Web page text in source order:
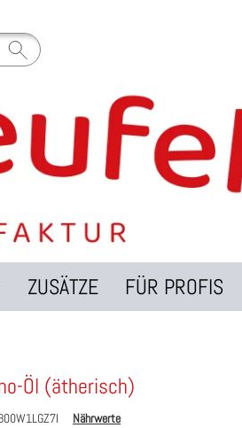
ZUSÄTZE FÜR PROFIS
Öl (ätherisch)
Nährwerte